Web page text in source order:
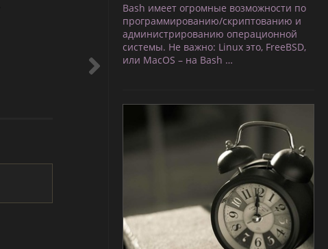
Bash имеет огромные возможности по
программированию/скриптованию и
администрированию операционной
системы. Не важно: Linux это, FreeBSD,
или MacOS – на Bash …